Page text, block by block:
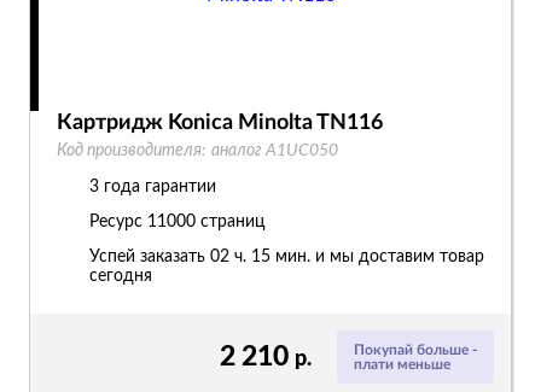
Покупай больше -
плати меньше
2 210 р.
Картридж Konica Minolta TN116
Код производителя: аналог A1UC050
3 года гарантии
Ресурс 11000 страниц
Успей заказать 02 ч. 15 мин. и мы доставим товар
сегодня